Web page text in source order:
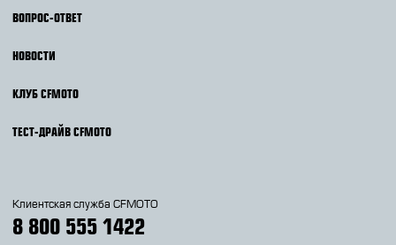
ВОПРОС-ОТВЕТ
НОВОСТИ
КЛУБ CFMOTO
ТЕСТ-ДРАЙВ CFMOTO
Клиентская служба CFMOTO
8 800 555 1422